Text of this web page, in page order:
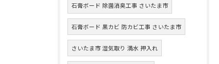
石膏ボード 除菌消臭工事 さいたま市
石膏ボード 黒カビ 防カビ工事 さいたま市
さいたま市 湿気取り 満水 押入れ